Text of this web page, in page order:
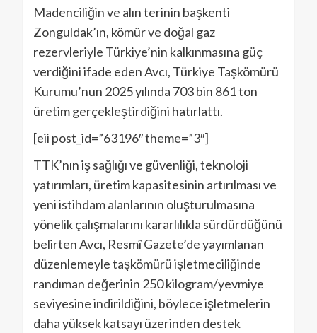
Madenciliğin ve alın terinin başkenti
Zonguldak’ın, kömür ve doğal gaz
rezervleriyle Türkiye’nin kalkınmasına güç
verdiğini ifade eden Avcı, Türkiye Taşkömürü
Kurumu’nun 2025 yılında 703 bin 861 ton
üretim gerçekleştirdiğini hatırlattı.
[eii post_id=”63196″ theme=”3″]
TTK’nın iş sağlığı ve güvenliği, teknoloji
yatırımları, üretim kapasitesinin artırılması ve
yeni istihdam alanlarının oluşturulmasına
yönelik çalışmalarını kararlılıkla sürdürdüğünü
belirten Avcı, Resmî Gazete’de yayımlanan
düzenlemeyle taşkömürü işletmeciliğinde
randıman değerinin 250 kilogram/yevmiye
seviyesine indirildiğini, böylece işletmelerin
daha yüksek katsayı üzerinden destek